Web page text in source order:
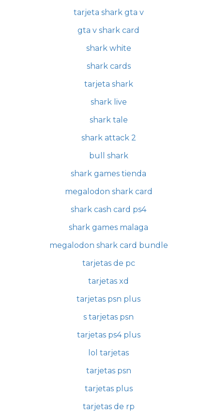
tarjeta shark gta v
gta v shark card
shark white
shark cards
tarjeta shark
shark live
shark tale
shark attack 2
bull shark
shark games tienda
megalodon shark card
shark cash card ps4
shark games malaga
megalodon shark card bundle
tarjetas de pc
tarjetas xd
tarjetas psn plus
s tarjetas psn
tarjetas ps4 plus
lol tarjetas
tarjetas psn
tarjetas plus
tarjetas de rp